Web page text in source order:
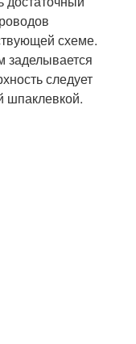
схеме.
следует
шпаклевкой.